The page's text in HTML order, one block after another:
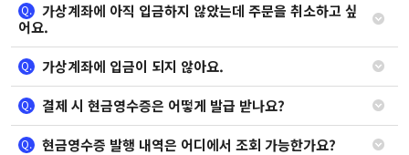
Q.
가상계좌에 아직 입금하지 않았는데 주문을 취소하고 싶
어요.
Q. 가상계좌에 입금이 되지 않아요.
Q. 결제 시 현금영수증은 어떻게 발급 받나요?
Q. 현금영수증 발행 내역은 어디에서 조회 가능한가요?